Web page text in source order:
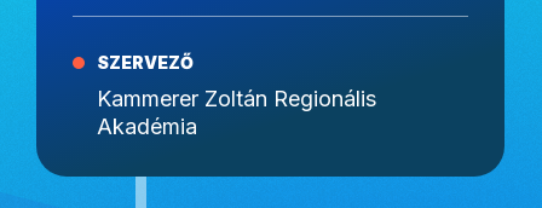
SZERVEZŐ
Kammerer Zoltán Regionális
Akadémia